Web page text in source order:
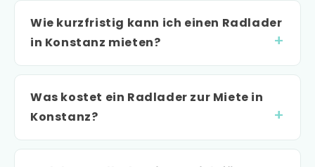
Wie kurzfristig kann ich einen Radlader
in Konstanz mieten?
Was kostet ein Radlader zur Miete in
Konstanz?